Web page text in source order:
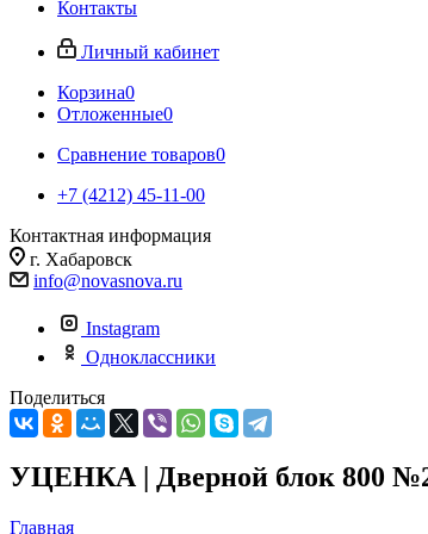
Контакты
Личный кабинет
Корзина0
Отложенные0
Сравнение товаров0
+7 (4212) 45-11-00
Контактная информация
г. Хабаровск
info@novasnova.ru
Instagram
Одноклассники
Поделиться
УЦЕНКА | Дверной блок 800
Главная